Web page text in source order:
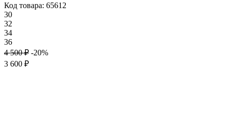
Код товара: 65612
30
32
34
36
4 500 ₽ -20%
3 600 ₽